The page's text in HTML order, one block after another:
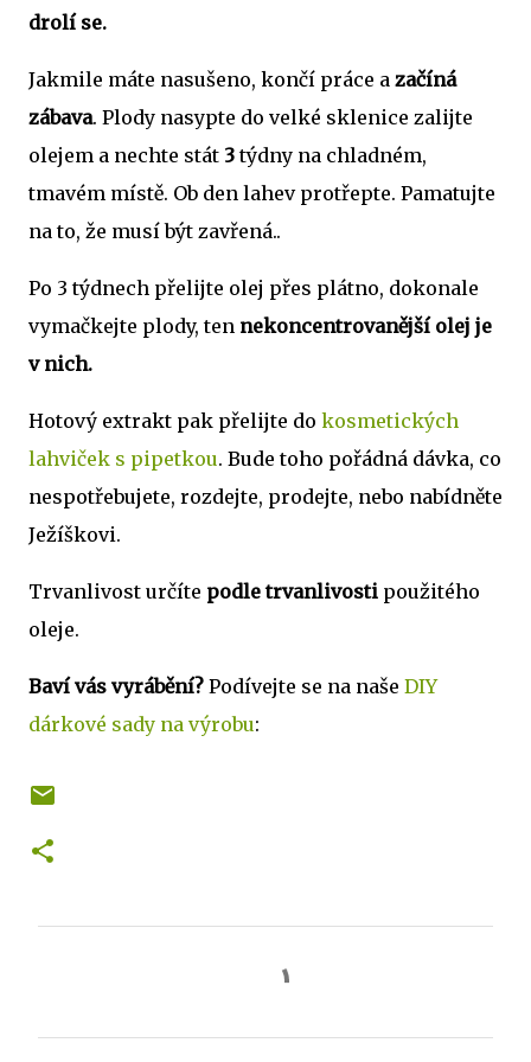
drolí se.
Jakmile máte nasušeno, končí práce a začíná
zábava. Plody nasypte do velké sklenice zalijte
olejem a nechte stát 3týdny na chladném,
tmavém místě. Ob den lahev protřepte. Pamatujte
na to, že musí být zavřená..
Po 3 týdnech přelijte olej přes plátno, dokonale
vymačkejte plody, ten nekoncentrovanější olej je
v nich.
Hotový extrakt pak přelijte do kosmetických
lahviček s pipetkou. Bude toho pořádná dávka, co
nespotřebujete, rozdejte, prodejte, nebo nabídněte
Ježíškovi.
Trvanlivost určíte podle trvanlivosti použitého
oleje.
Baví vás vyrábění? Podívejte se na naše DIY
dárkové sady na výrobu: